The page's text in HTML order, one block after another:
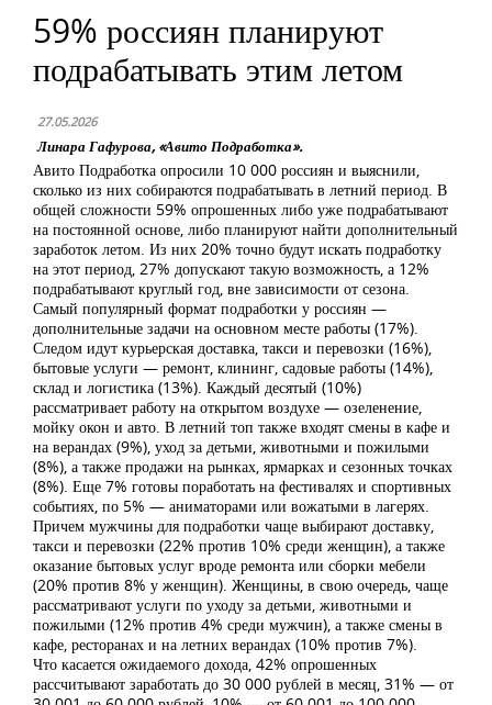
59% россиян планируют
подрабатывать этим летом
27.05.2026
Линара Гафурова, «Авито Подработка».
Авито Подработка опросили 10 000 россиян и выяснили,
сколько из них собираются подрабатывать в летний период. В
общей сложности 59% опрошенных либо уже подрабатывают
на постоянной основе, либо планируют найти дополнительный
заработок летом. Из них 20% точно будут искать подработку
на этот период, 27% допускают такую возможность, а 12%
подрабатывают круглый год, вне зависимости от сезона.
Самый популярный формат подработки у россиян —
дополнительные задачи на основном месте работы (17%).
Следом идут курьерская доставка, такси и перевозки (16%),
бытовые услуги — ремонт, клининг, садовые работы (14%),
склад и логистика (13%). Каждый десятый (10%)
рассматривает работу на открытом воздухе — озеленение,
мойку окон и авто. В летний топ также входят смены в кафе и
на верандах (9%), уход за детьми, животными и пожилыми
(8%), а также продажи на рынках, ярмарках и сезонных точках
(8%). Еще 7% готовы поработать на фестивалях и спортивных
событиях, по 5% — аниматорами или вожатыми в лагерях.
Причем мужчины для подработки чаще выбирают доставку,
такси и перевозки (22% против 10% среди женщин), а также
оказание бытовых услуг вроде ремонта или сборки мебели
(20% против 8% у женщин). Женщины, в свою очередь, чаще
рассматривают услуги по уходу за детьми, животными и
пожилыми (12% против 4% среди мужчин), а также смены в
кафе, ресторанах и на летних верандах (10% против 7%).
Что касается ожидаемого дохода, 42% опрошенных
рассчитывают заработать до 30 000 рублей в месяц, 31% — от